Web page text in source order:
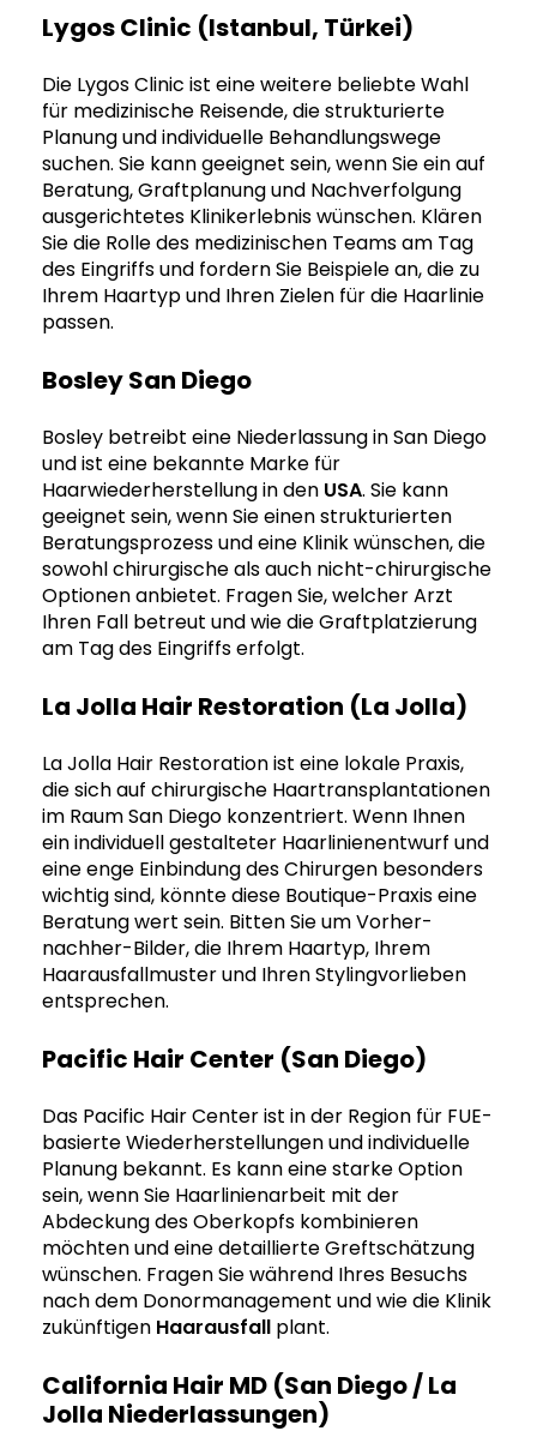
Lygos Clinic (Istanbul, Türkei)
Die Lygos Clinic ist eine weitere beliebte Wahl
für medizinische Reisende, die strukturierte
Planung und individuelle Behandlungswege
suchen. Sie kann geeignet sein, wenn Sie ein auf
Beratung, Graftplanung und Nachverfolgung
ausgerichtetes Klinikerlebnis wünschen. Klären
Sie die Rolle des medizinischen Teams am Tag
des Eingriffs und fordern Sie Beispiele an, die zu
Ihrem Haartyp und Ihren Zielen für die Haarlinie
passen.
Bosley San Diego
Bosley betreibt eine Niederlassung in San Diego
und ist eine bekannte Marke für
Haarwiederherstellung in den USA. Sie kann
geeignet sein, wenn Sie einen strukturierten
Beratungsprozess und eine Klinik wünschen, die
sowohl chirurgische als auch nicht-chirurgische
Optionen anbietet. Fragen Sie, welcher Arzt
Ihren Fall betreut und wie die Graftplatzierung
am Tag des Eingriffs erfolgt.
La Jolla Hair Restoration (La Jolla)
La Jolla Hair Restoration ist eine lokale Praxis,
die sich auf chirurgische Haartransplantationen
im Raum San Diego konzentriert. Wenn Ihnen
ein individuell gestalteter Haarlinienentwurf und
eine enge Einbindung des Chirurgen besonders
wichtig sind, könnte diese Boutique-Praxis eine
Beratung wert sein. Bitten Sie um Vorher-
nachher-Bilder, die Ihrem Haartyp, Ihrem
Haarausfallmuster und Ihren Stylingvorlieben
entsprechen.
Pacific Hair Center (San Diego)
Das Pacific Hair Center ist in der Region für FUE-
basierte Wiederherstellungen und individuelle
Planung bekannt. Es kann eine starke Option
sein, wenn Sie Haarlinienarbeit mit der
Abdeckung des Oberkopfs kombinieren
möchten und eine detaillierte Greftschätzung
wünschen. Fragen Sie während Ihres Besuchs
nach dem Donormanagement und wie die Klinik
zukünftigen Haarausfall plant.
California Hair MD (San Diego / La
Jolla Niederlassungen)